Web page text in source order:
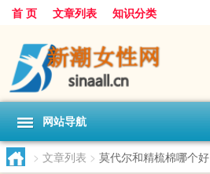
首 页 文章列表 知识分类
网站导航
> 文章列表 > 莫代尔和精梳棉哪个好